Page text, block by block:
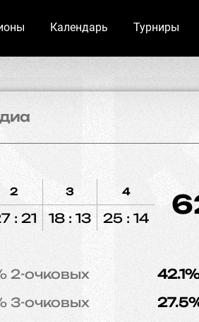
Календарь Турниры
2
: 21
3
18 : 13
4
25 : 14
2-очковых
3-очковых